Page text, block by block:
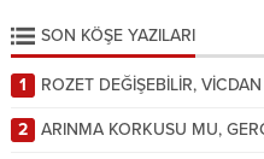
Nezih VAROL
21 Temmuz 2026
YENİ PARTİ DÖRT
SON KÖŞE YAZILARI
1 ROZET DEĞİŞEBİLİR,
2 ARINMA KORKUSU MU,